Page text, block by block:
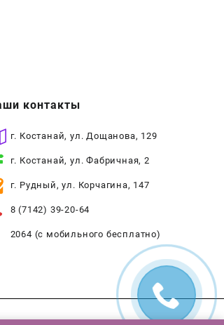
контакты
г. Костанай, ул. Дощанова, 129
г. Костанай, ул. Фабричная, 2
г. Рудный, ул. Корчагина, 147
8 (7142) 39-20-64
2064 (с мобильного бесплатно)